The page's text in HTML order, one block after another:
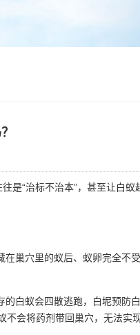
“治标不治本”，甚至让白蚁
在巢穴里的蚁后、蚁卵完全不
白蚁会四散逃跑，白坭预防
会将药剂带回巢穴，无法实现